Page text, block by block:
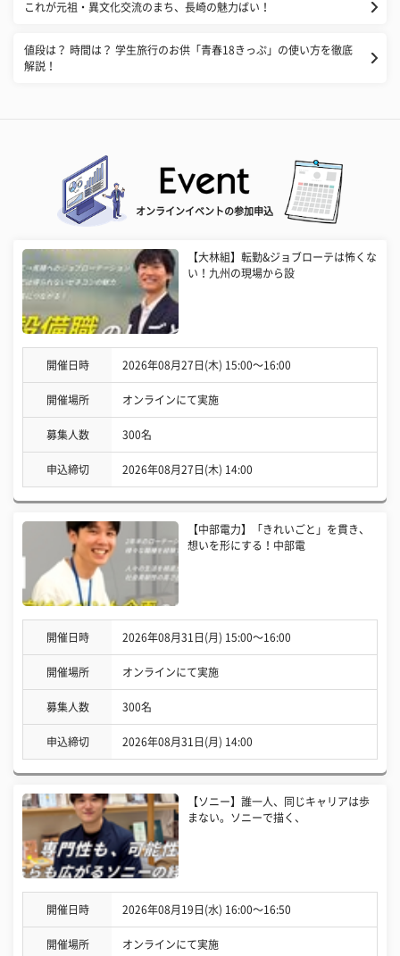
これが元祖・異文化交流のまち、長崎の魅力ばい！
値段は？ 時間は？ 学生旅行のお供「青春18きっぷ」の使い方を徹底
解説！
オンラインイベントの参加申込
【大林組】転勤&ジョブローテは怖くな
い！九州の現場から設
開催日時 2026年08月27日(木) 15:00〜16:00
開催場所 オンラインにて実施
募集人数 300名
申込締切 2026年08月27日(木) 14:00
【中部電力】「きれいごと」を貫き、
想いを形にする！中部電
開催日時 2026年08月31日(月) 15:00〜16:00
開催場所 オンラインにて実施
募集人数 300名
申込締切 2026年08月31日(月) 14:00
【ソニー】誰一人、同じキャリアは歩
まない。ソニーで描く、
開催日時 2026年08月19日(水) 16:00〜16:50
開催場所 オンラインにて実施